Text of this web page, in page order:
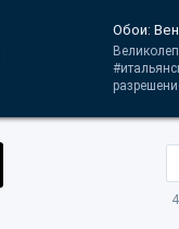
Обои: